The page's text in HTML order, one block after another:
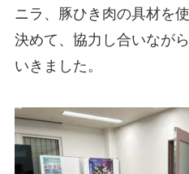
ニラ、豚ひき肉の具材を
決めて、協力し合いなが
いきました。